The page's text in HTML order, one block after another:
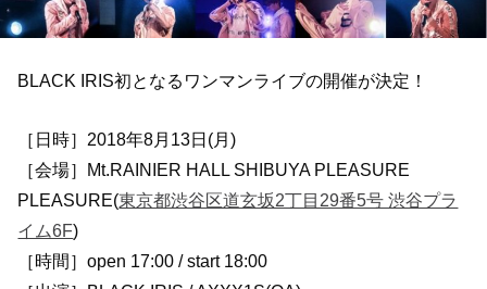
BLACK IRIS初となるワンマンライブの開催が決定！
［日時］2018年8月13日(月)
［会場］Mt.RAINIER HALL SHIBUYA PLEASURE
PLEASURE(東京都渋谷区道玄坂2丁目29番5号 渋谷プラ
イム6F)
［時間］open 17:00 / start 18:00